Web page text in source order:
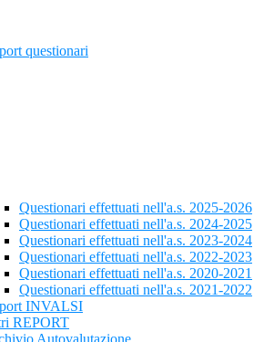
questionari
Questionari effettuati nell'a.s. 2025-2026
Questionari effettuati nell'a.s. 2024-2025
Questionari effettuati nell'a.s. 2023-2024
Questionari effettuati nell'a.s. 2022-2023
Questionari effettuati nell'a.s. 2020-2021
Questionari effettuati nell'a.s. 2021-2022
INVALSI
REPORT